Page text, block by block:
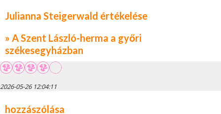
Julianna Steigerwald értékelése
» A Szent László-herma a győri
székesegyházban
2026-05-26 12:04:11
hozzászólása